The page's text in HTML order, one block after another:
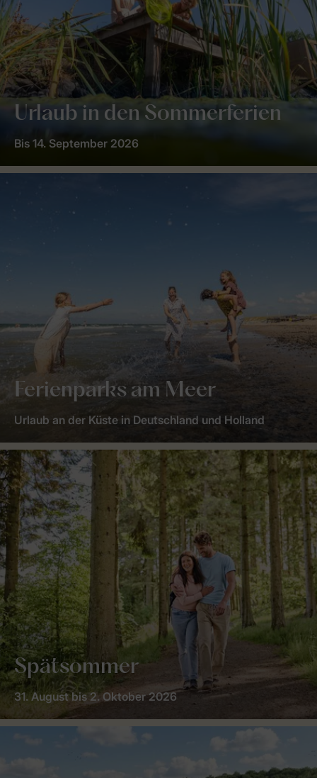
Urlaub in den Sommerferien
Bis 14. September 2026
Ferienparks am Meer
Urlaub an der Küste in Deutschland und Holland
Spätsommer
31. August bis 2. Oktober 2026